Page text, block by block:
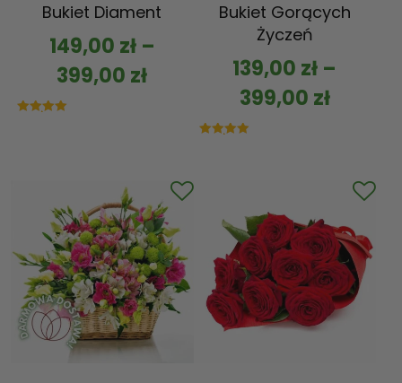
Bukiet Diament
149,00 zł–
399,00 zł
Bukiet Gorących
Życzeń
139,00 zł –
399,00 zł